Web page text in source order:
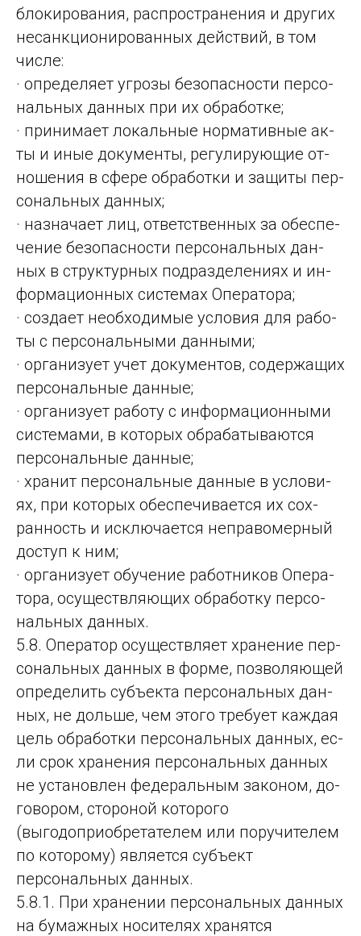
бло­ки­ро­ва­ния, рас­прос­тра­не­ния и дру­гих
не­сан­кци­они­ро­ван­ных дей­ствий, в том
чис­ле:
· опре­де­ля­ет уг­ро­зы бе­зо­пас­нос­ти пер­со­
наль­ных дан­ных при их об­ра­бот­ке;
· прини­ма­ет ло­каль­ные нор­ма­тив­ные ак­
ты и иные до­ку­мен­ты, ре­гу­ли­ру­ющие от­
но­ше­ния в сфе­ре об­ра­бот­ки и за­щи­ты пер­
со­наль­ных дан­ных;
· назна­ча­ет лиц, от­ветс­твен­ных за обес­пе­
че­ние бе­зо­пас­нос­ти пер­со­наль­ных дан­
ных в струк­тур­ных под­раз­де­ле­ни­ях и ин­
фор­ма­ци­он­ных сис­те­мах Опе­ра­то­ра;
· созда­ет не­об­хо­ди­мые ус­ло­вия для ра­бо­
ты с пер­со­наль­ны­ми дан­ны­ми;
· орга­ни­зу­ет учет до­ку­мен­тов, со­дер­жа­щих
пер­со­наль­ные дан­ные;
· орга­ни­зу­ет ра­бо­ту с ин­фор­ма­ци­он­ны­ми
сис­те­ма­ми, в ко­то­рых об­ра­ба­ты­ва­ют­ся
пер­со­наль­ные дан­ные;
· хранит пер­со­наль­ные дан­ные в ус­ло­ви­
ях, при ко­то­рых обес­пе­чи­ва­ет­ся их сох­
ран­ность и ис­клю­ча­ет­ся неп­ра­во­мер­ный
дос­туп к ним;
· орга­ни­зу­ет обу­че­ние ра­бот­ни­ков Опе­ра­
то­ра, осу­щест­вля­ющих об­ра­бот­ку пер­со­
наль­ных дан­ных.
5.8. Опера­тор осу­щест­вля­ет хра­не­ние пер­
со­наль­ных дан­ных в фор­ме, поз­во­ля­ющей
оп­ре­де­лить субъ­ек­та пер­со­наль­ных дан­
ных, не доль­ше, чем это­го тре­бу­ет каж­дая
цель об­ра­бот­ки пер­со­наль­ных дан­ных, ес­
ли срок хра­не­ния пер­со­наль­ных дан­ных
не ус­та­нов­лен фе­де­раль­ным за­ко­ном, до­
го­во­ром, стороной которого
(выгодоприобретателем или поручителем
по которому) является субъект
персональных данных.
5.8.1. При хранении персональных данных
на бумажных носителях хранятся